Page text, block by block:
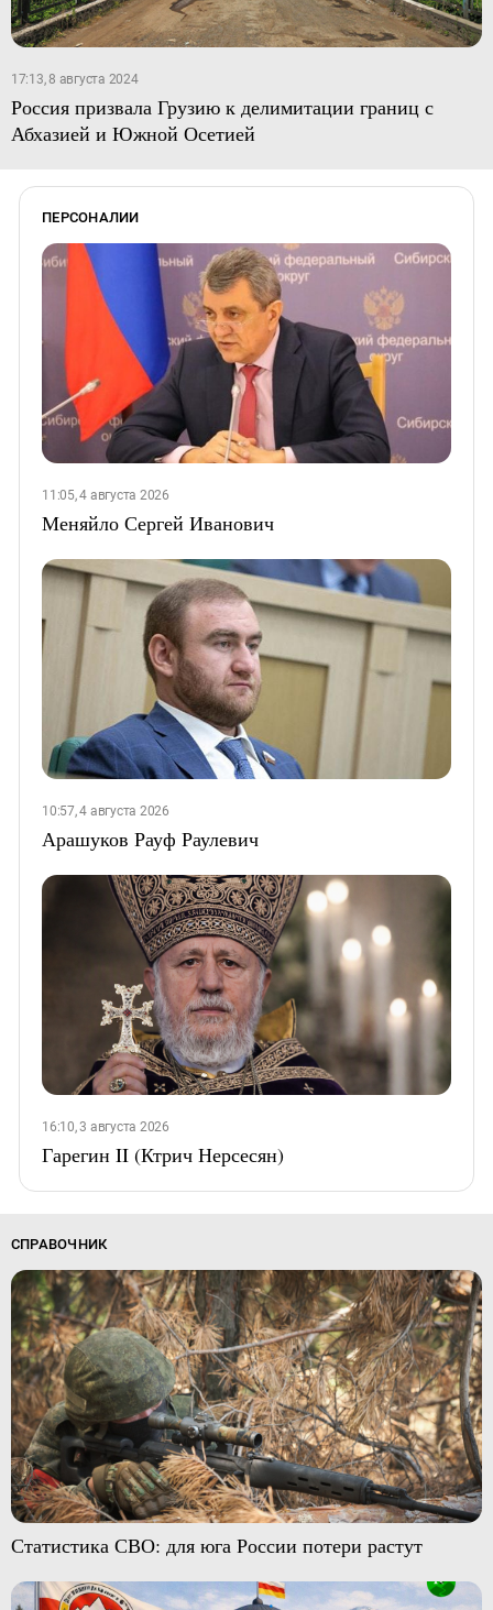
17:13, 8 августа 2024
Россия призвала Грузию к делимитации границ с
Абхазией и Южной Осетией
ПЕРСОНАЛИИ
11:05, 4 августа 2026
Меняйло Сергей Иванович
10:57, 4 августа 2026
Арашуков Рауф Раулевич
16:10, 3 августа 2026
Гарегин II (Ктрич Нерсесян)
СПРАВОЧНИК
Статистика СВО: для юга России потери растут